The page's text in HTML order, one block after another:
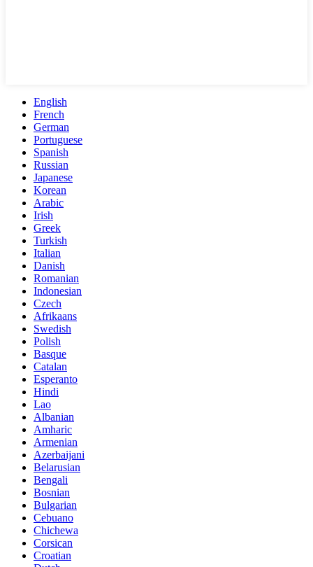
English
French
German
Portuguese
Spanish
Russian
Japanese
Korean
Arabic
Irish
Greek
Turkish
Italian
Danish
Romanian
Indonesian
Czech
Afrikaans
Swedish
Polish
Basque
Catalan
Esperanto
Hindi
Lao
Albanian
Amharic
Armenian
Azerbaijani
Belarusian
Bengali
Bosnian
Bulgarian
Cebuano
Chichewa
Corsican
Croatian